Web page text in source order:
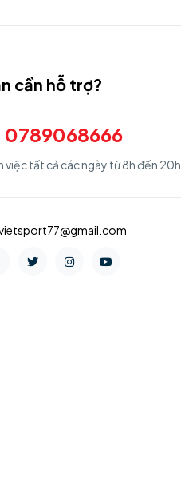
cần hỗ trợ?
0789068666
việc tất cả các ngày từ 8h đến 20h